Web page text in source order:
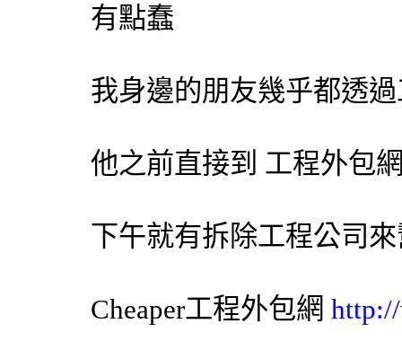
有點蠢
我身邊的朋友幾乎都透
他之前直接到 工程外包
下午就有拆除工程公司
Cheaper工程外包網